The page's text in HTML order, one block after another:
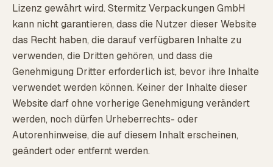
Lizenz gewährt wird. Stermitz Verpackungen GmbH
kann nicht garantieren, dass die Nutzer dieser Website
das Recht haben, die darauf verfügbaren Inhalte zu
verwenden, die Dritten gehören, und dass die
Genehmigung Dritter erforderlich ist, bevor ihre Inhalte
verwendet werden können. Keiner der Inhalte dieser
Website darf ohne vorherige Genehmigung verändert
werden, noch dürfen Urheberrechts- oder
Autorenhinweise, die auf diesem Inhalt erscheinen,
geändert oder entfernt werden.